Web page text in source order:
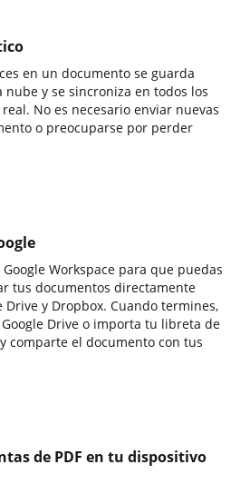
en un documento se guarda
y se sincroniza en todos los
No es necesario enviar nuevas
o preocuparse por perder
Workspace para que puedas
tus documentos directamente
Drive y Dropbox. Cuando termines,
Drive o importa tu libreta de
comparte el documento con tus
de PDF en tu dispositivo